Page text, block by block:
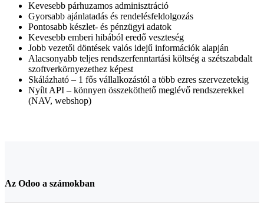
Kevesebb párhuzamos adminisztráció
Gyorsabb ajánlatadás és rendelésfeldolgozás
Pontosabb készlet- és pénzügyi adatok
Kevesebb emberi hibából eredő veszteség
Jobb vezetői döntések valós idejű információk alapján
Alacsonyabb teljes rendszerfenntartási költség a szétszabdalt
szoftverkörnyezethez képest
Skálázható – 1 fős vállalkozástól a több ezres szervezetekig
Nyílt API – könnyen összeköthető meglévő rendszerekkel
(NAV, webshop)
Az Odoo a számokban